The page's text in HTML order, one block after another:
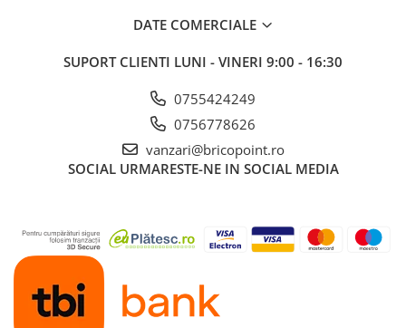
Ancadramente Uși și Ferestre
Termosistem Decorativ
Brâuri Decorative
Panouri Decorative 3D
Accesorii Montaj
Glafuri
DATE COMERCIALE
SUPORT CLIENTI LUNI - VINERI 9:00 - 16:30
0755424249
0756778626
vanzari@bricopoint.ro
SOCIAL URMARESTE-NE IN SOCIAL MEDIA